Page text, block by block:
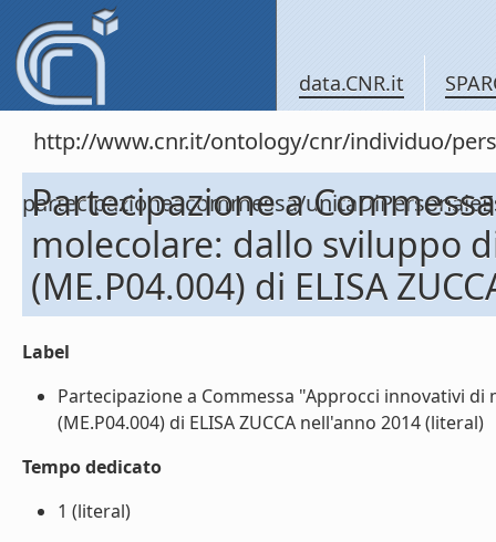
data.CNR.it
http://www.cnr.it/ontology/cnr/individuo/
partecipazioneacommessa/
Partecipazione a
molecolare: dallo sviluppo
(ME.P04.004) di ELISA
Label
Partecipazione a Commessa "Approcci innovativi
(ME.P04.004) di ELISA ZUCCA nell'anno 2014 (literal)
Tempo dedicato
1 (literal)